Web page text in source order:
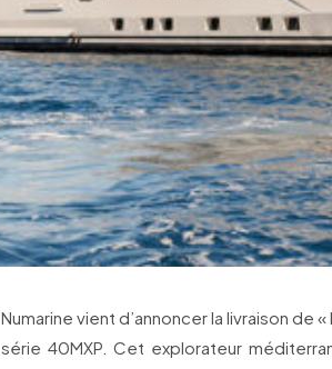
Numarine vient d’annoncer la livraison de
série 40MXP. Cet explorateur